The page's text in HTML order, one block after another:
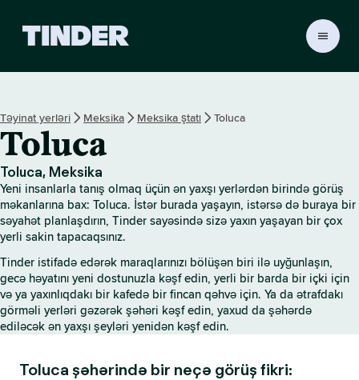
r
e
Təyinat yerləri Meksika Meksika ştatı Toluca
Toluca
Toluca, Meksika
Yeni insanlarla tanış olmaq üçün ən yaxşı yerlərdən birində görüş
məkanlarına bax: Toluca. İstər burada yaşayın, istərsə də buraya bir
səyahət planlaşdırın, Tinder sayəsində sizə yaxın yaşayan bir çox
yerli sakin tapacaqsınız.
Tinder istifadə edərək maraqlarınızı bölüşən biri ilə uyğunlaşın,
gecə həyatını yeni dostunuzla kəşf edin, yerli bir barda bir içki için
və ya yaxınlıqdakı bir kafedə bir fincan qəhvə için. Ya da ətrafdakı
görməli yerləri gəzərək şəhəri kəşf edin, yaxud da şəhərdə
ediləcək ən yaxşı şeyləri yenidən kəşf edin.
Toluca şəhərində bir neçə görüş fikri: